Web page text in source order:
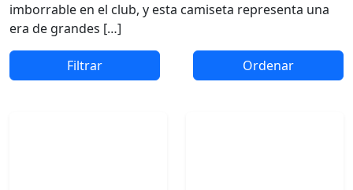
imborrable en el club, y esta camiseta representa una
era de grandes […]
Filtrar Ordenar